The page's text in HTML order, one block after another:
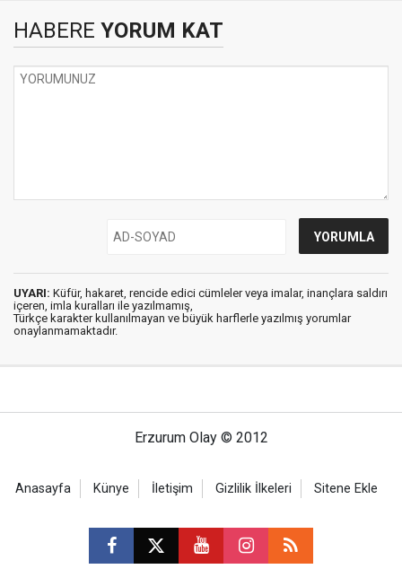
HABERE YORUM KAT
UYARI: Küfür, hakaret, rencide edici cümleler veya imalar, inançlara saldırı
içeren, imla kuralları ile yazılmamış,
Türkçe karakter kullanılmayan ve büyük harflerle yazılmış yorumlar
onaylanmamaktadır.
Erzurum Olay © 2012
Anasayfa Künye İletişim Gizlilik İlkeleri Sitene Ekle